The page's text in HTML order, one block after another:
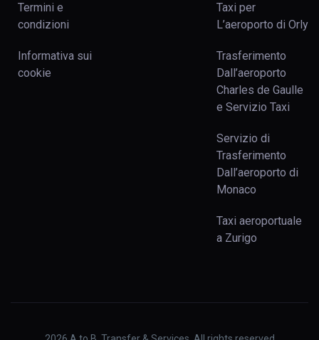
Termini e
condizioni
Informativa sui
cookie
Taxi per
L’aeroporto di Orly
Trasferimento
Dall’aeroporto
Charles de Gaulle
e Servizio Taxi
Servizio di
Trasferimento
Dall’aeroporto di
Monaco
Taxi aeroportuale
a Zurigo